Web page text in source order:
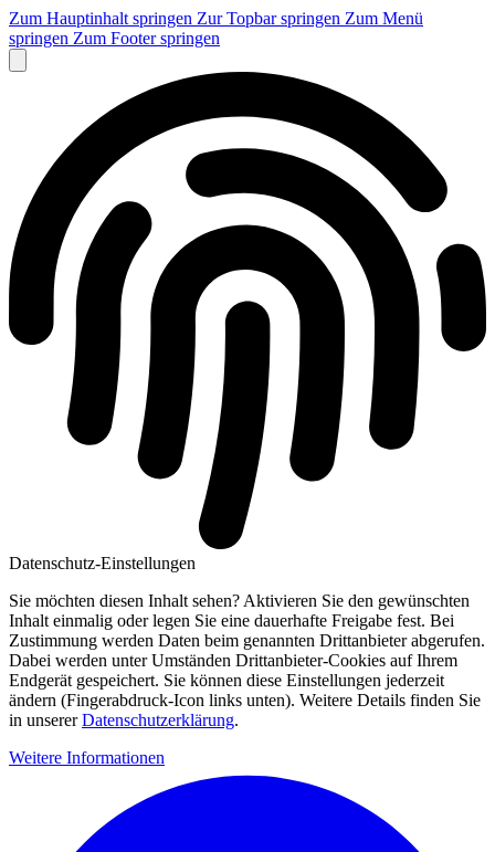
Zum Hauptinhalt springen Zur Topbar springen Zum Menü
springen Zum Footer springen
Datenschutz-Einstellungen
Sie möchten diesen Inhalt sehen? Aktivieren Sie den gewünschten
Inhalt einmalig oder legen Sie eine dauerhafte Freigabe fest. Bei
Zustimmung werden Daten beim genannten Drittanbieter abgerufen.
Dabei werden unter Umständen Drittanbieter-Cookies auf Ihrem
Endgerät gespeichert. Sie können diese Einstellungen jederzeit
ändern (Fingerabdruck-Icon links unten). Weitere Details finden Sie
in unsererDatenschutzerklärung.
Weitere Informationen